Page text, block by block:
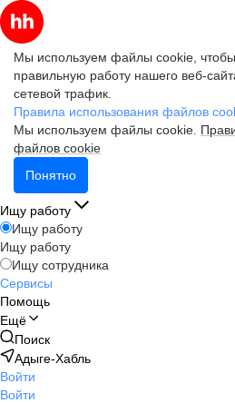
Мы используем файлы cookie, чтобы
правильную работу нашего веб-
сетевой трафик.
Правила использования файлов
Мы используем файлы cookie.
файлов cookie
Понятно
Ищу работу
Ищу работу
Ищу работу
Ищу сотрудника
Сервисы
Помощь
Ещё
Поиск
Адыге-Хабль
Войти
Войти